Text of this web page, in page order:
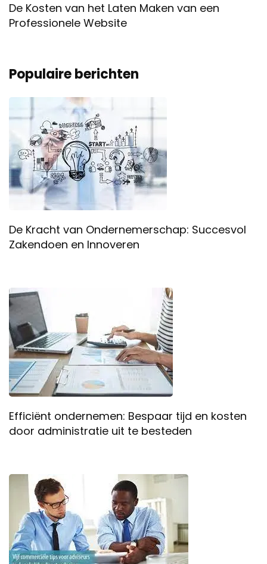
De Kosten van het Laten Maken van een
Professionele Website
Populaire berichten
De Kracht van Ondernemerschap: Succesvol
Zakendoen en Innoveren
Efficiënt ondernemen: Bespaar tijd en kosten
door administratie uit te besteden